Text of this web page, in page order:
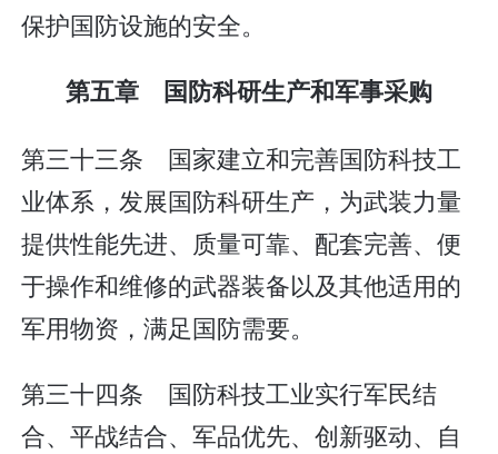
保护国防设施的安全。
第五章 国防科研生产和军事采购
第三十三条 国家建立和完善国防科技工
业体系，发展国防科研生产，为武装力量
提供性能先进、质量可靠、配套完善、便
于操作和维修的武器装备以及其他适用的
军用物资，满足国防需要。
第三十四条 国防科技工业实行军民结
合、平战结合、军品优先、创新驱动、自